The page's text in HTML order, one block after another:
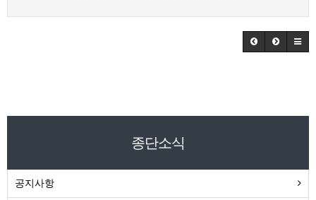
종단소식
공지사항